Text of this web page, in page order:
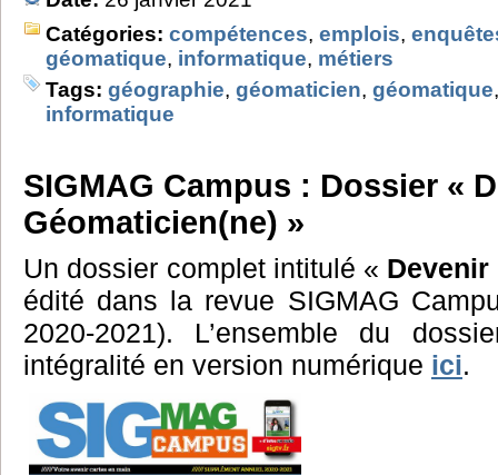
Catégories: compétences, emplois,
géomatique, informatique, métiers
Tags: géographie, géomaticien, géomatique
informatique
SIGMAG Campus : Dossier «
Géomaticien(ne) »
Un dossier complet intitulé « Devenir
édité dans la revue SIGMAG
2020-2021). L’ensemble du
intégralité en version numérique ici.